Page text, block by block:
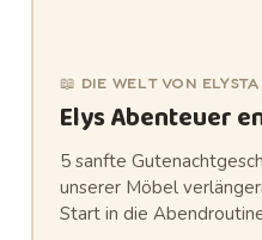
📖 DIE WELT VON ELYSTA
Elys Abenteuer
5 sanfte
unserer Möbel
Start in die